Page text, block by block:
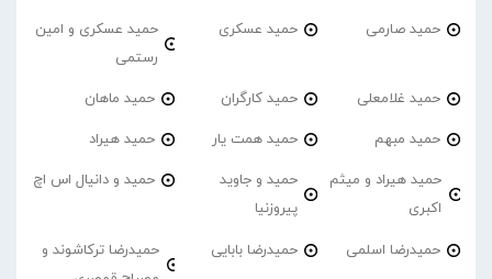
حمید صارمی حمید عسکری
حمید عسکری و امین
رستمی
حمید غلامعلی حمید کارگران حمید ماهان
حمید مبهم حمید همت یار حمید هیراد
حمید هیراد و میثم
اکبری
حمید و جاوید
پیروزنیا
حمید و دانیال اس اچ
حمیدرضا اسلمی حمیدرضا بابایی
حمیدرضا ترکاشوند و